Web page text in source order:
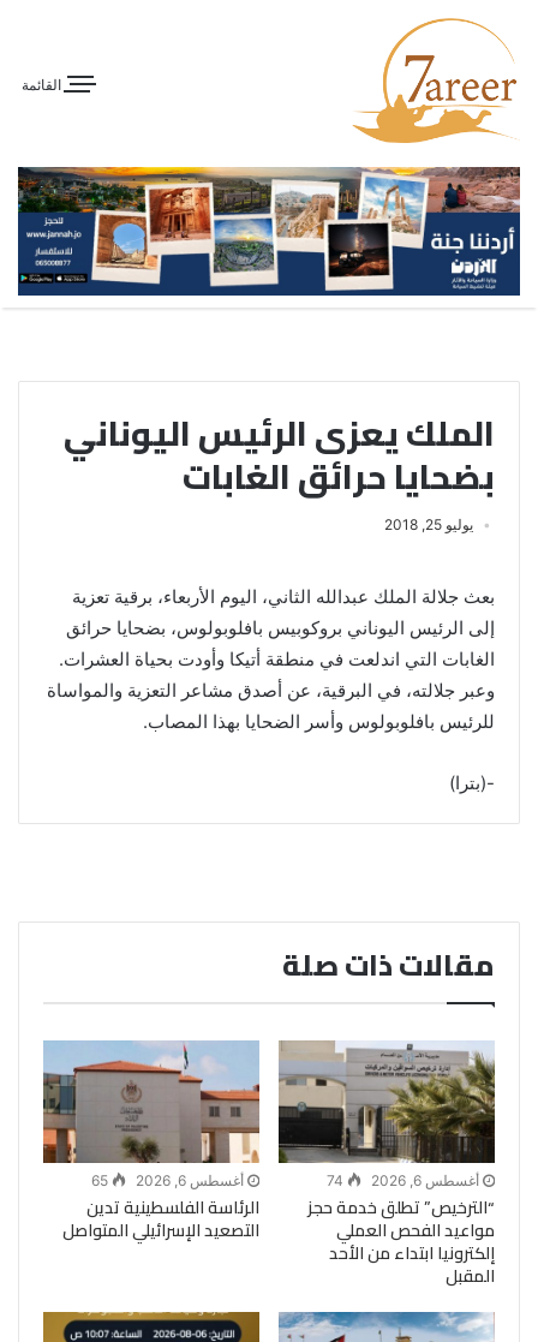
القائمة
الملك يعزى الرئيس اليوناني
بضحايا حرائق الغابات
يوليو 25, 2018
بعث جلالة الملك عبدالله الثاني، اليوم الأربعاء، برقية تعزية
إلى الرئيس اليوناني بروكوبيس بافلوبولوس، بضحايا حرائق
الغابات التي اندلعت في منطقة أتيكا وأودت بحياة العشرات.
وعبر جلالته، في البرقية، عن أصدق مشاعر التعزية والمواساة
للرئيس بافلوبولوس وأسر الضحايا بهذا المصاب.
-(بترا)
مقالات ذات صلة
أغسطس 6, 2026 74
“الترخيص” تطلق خدمة حجز
مواعيد الفحص العملي
إلكترونيا ابتداء من الأحد
المقبل
أغسطس 6, 2026 65
الرئاسة الفلسطينية تدين
التصعيد الإسرائيلي المتواصل